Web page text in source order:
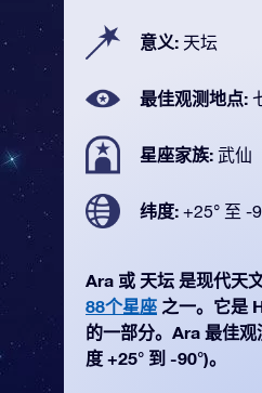
意义: 天坛
最佳观测地点:
星座家族: 武仙
纬度: +25° 至 -
Ara 或 天坛 是现代天
88个星座 之一。它是
的一部分。Ara 最佳
度 +25° 到 -90°)。